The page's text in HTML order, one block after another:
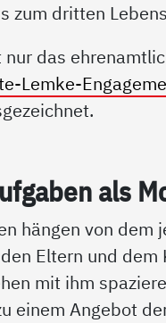
zum dritten
das
Lemke-
als
hängen von dem
Eltern und
mit ihm
einem Angebot